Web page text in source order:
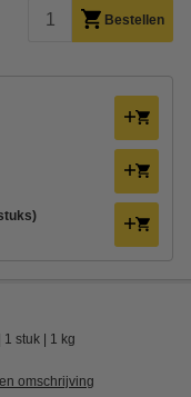
Bestellen
1 stuk 1 kg
omschrijving